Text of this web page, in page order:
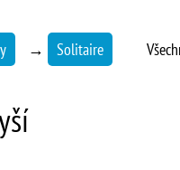
→ Solitaire